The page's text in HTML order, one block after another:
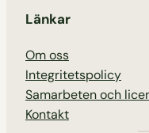
Länkar
Om oss
Integritetspolicy
Samarbeten och
Kontakt